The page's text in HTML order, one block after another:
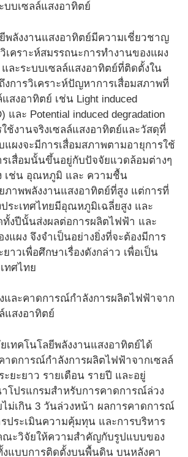
บบเซลล์แสงอาทิตย์
พลังงานแสงอาทิตย์มีความเชี่ยวชาญ
เคราะห์สมรรถนะการทำงานของแผง
ละระบบเซลล์แสงอาทิตย์ที่ติดตั้งใน
การวิเคราะห์ปัญหาการเสื่อมสภาพที่
สงอาทิตย์ เช่น Light induced
และ Potential induced degradation
ช้งานจริงเซลล์แสงอาทิตย์และวัสดุที่
แผงจะมีการเสื่อมสภาพตามอายุการใช้
รเสื่อมนั้นขึ้นอยู่กับปัจจัยแวดล้อมต่างๆ
เช่น อุณหภูมิ และ ความชื้น
ภาพพลังงานแสงอาทิตย์ที่สูง แต่การที่
ระเทศไทยมีอุณหภูมิเฉลี่ยสูง และ
งปีนั้นส่งผลต่อการผลิตไฟฟ้า และ
แผง จึงจำเป็นอย่างยิ่งที่จะต้องมีการ
าวเพื่อศึกษาเรื่องดังกล่าว เพื่อเป็น
ทศไทย
และคาดการณ์กำลังการผลิตไฟฟ้าจาก
แสงอาทิตย์
เทคโนโลยีพลังงานแสงอาทิตย์ได้
ดการณ์กำลังการผลิตไฟฟ้าจากเซลล์
ยะยาว รายเดือน รายปี และอยู่
โปรแกรมสำหรับการคาดการณ์ล่วง
ม่เกิน 3 วันล่วงหน้า ผลการคาดการณ์
ประเมินความคุ้มทุน และการบริหาร
ณะวิจัยให้ความสำคัญกับรูปแบบของ
งแบบการติดตั้งบนพื้นดิน บนหลังคา